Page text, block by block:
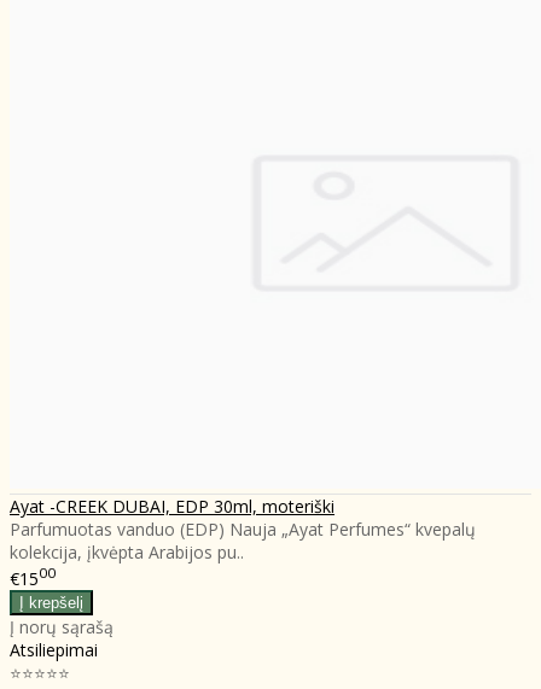
Ayat -CREEK DUBAI, EDP 30ml, moteriški
Parfumuotas vanduo (EDP) Nauja „Ayat Perfumes“ kvepalų
kolekcija, įkvėpta Arabijos pu..
€1500
Į norų sąrašą
Atsiliepimai
⭐⭐⭐⭐⭐